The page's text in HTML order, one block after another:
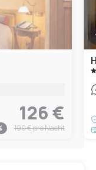
126 €
190 €pro Nacht